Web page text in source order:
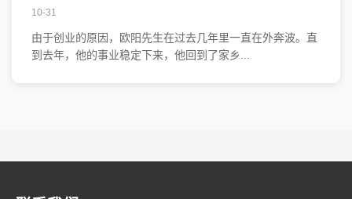
10-31
由于创业的原因，欧阳先生在过去几年里一直在外奔波。直
到去年，他的事业稳定下来，他回到了家乡...